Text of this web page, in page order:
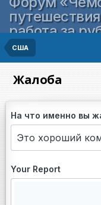
работа за
США
Жалоба
На что именно вы
Your Report